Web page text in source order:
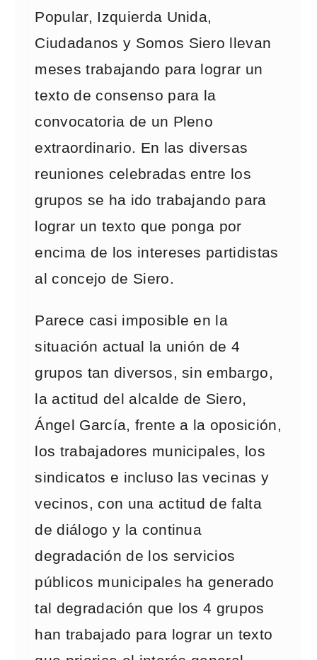
Popular, Izquierda Unida,
Ciudadanos y Somos Siero llevan
meses trabajando para lograr un
texto de consenso para la
convocatoria de un Pleno
extraordinario. En las diversas
reuniones celebradas entre los
grupos se ha ido trabajando para
lograr un texto que ponga por
encima de los intereses partidistas
al concejo de Siero.
Parece casi imposible en la
situación actual la unión de 4
grupos tan diversos, sin embargo,
la actitud del alcalde de Siero,
Ángel García, frente a la oposición,
los trabajadores municipales, los
sindicatos e incluso las vecinas y
vecinos, con una actitud de falta
de diálogo y la continua
degradación de los servicios
públicos municipales ha generado
tal degradación que los 4 grupos
han trabajado para lograr un texto